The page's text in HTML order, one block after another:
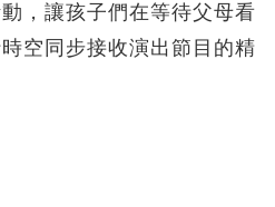
，讓孩子們在等待父母看
空同步接收演出節目的精